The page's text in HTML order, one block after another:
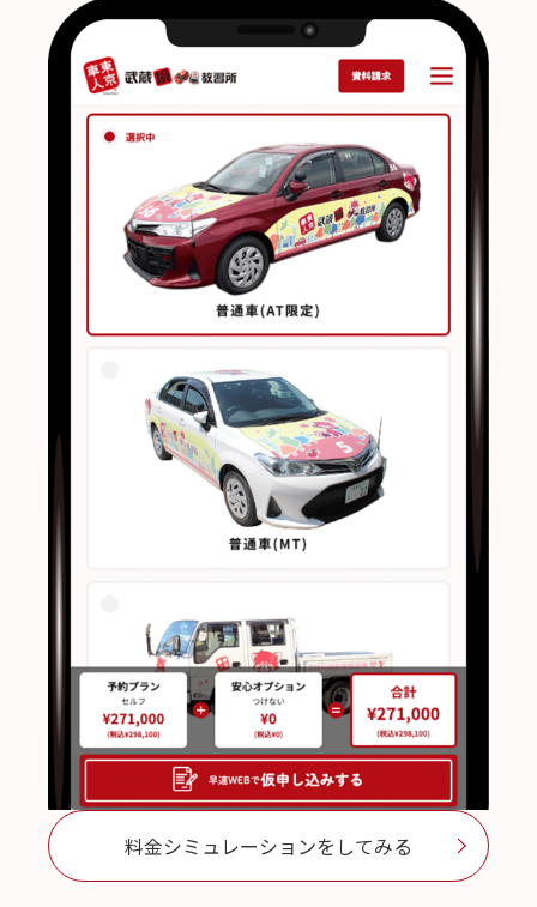
料金シミュレーションをしてみる